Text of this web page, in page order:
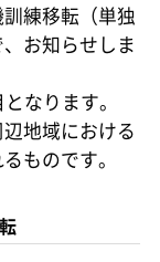
練移転（単独
お知らせしま
なります。
地域における
ものです。